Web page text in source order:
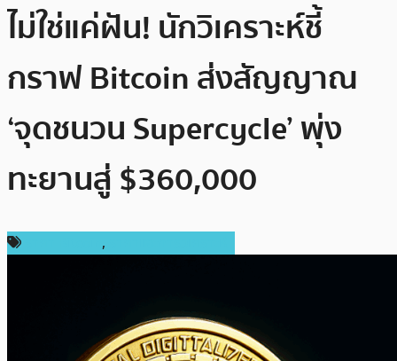
ไม่ใช่แค่ฝัน! นักวิเคราะห์ชี้
กราฟ Bitcoin ส่งสัญญาณ
‘จุดชนวน Supercycle’ พุ่ง
ทะยานสู่ $360,000
,